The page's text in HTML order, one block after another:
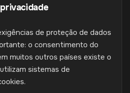
de proteção de dados
o consentimento do
muitos outros países existe o
sistemas de